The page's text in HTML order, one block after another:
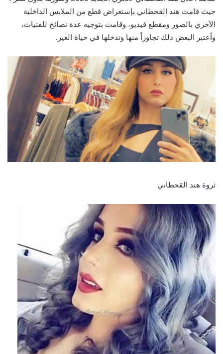
حيث قامت هند القحطاني بإستعراض قطع من الملابس الداخلية
الآخري بالصور ومقطع فيديو، وقامت بتوجيه عدة نصائح للفتيات،
وأعتبر البعض ذلك تجاوزاً منها وتدخلها في حياة الغير.
ثروة هند القحطاني